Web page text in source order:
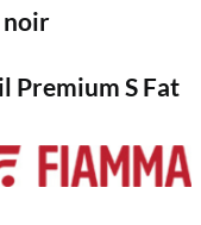
noir
Premium S Fat